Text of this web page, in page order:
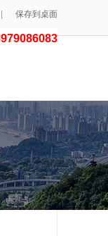
保存到桌面